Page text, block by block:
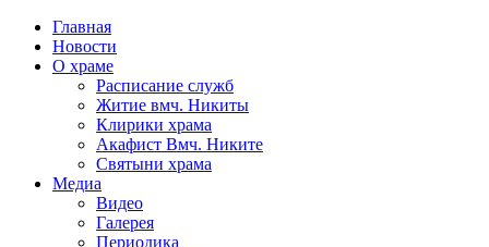
Главная
Новости
О храме
Расписание служб
Житие вмч. Никиты
Клирики храма
Акафист Вмч. Никите
Святыни храма
Медиа
Видео
Галерея
Периодика